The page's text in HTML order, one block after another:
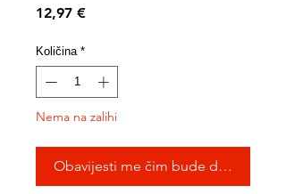
12,97 €Cijena
Količina *
Nema na zalihi
Obavijesti me čim bude dostupno